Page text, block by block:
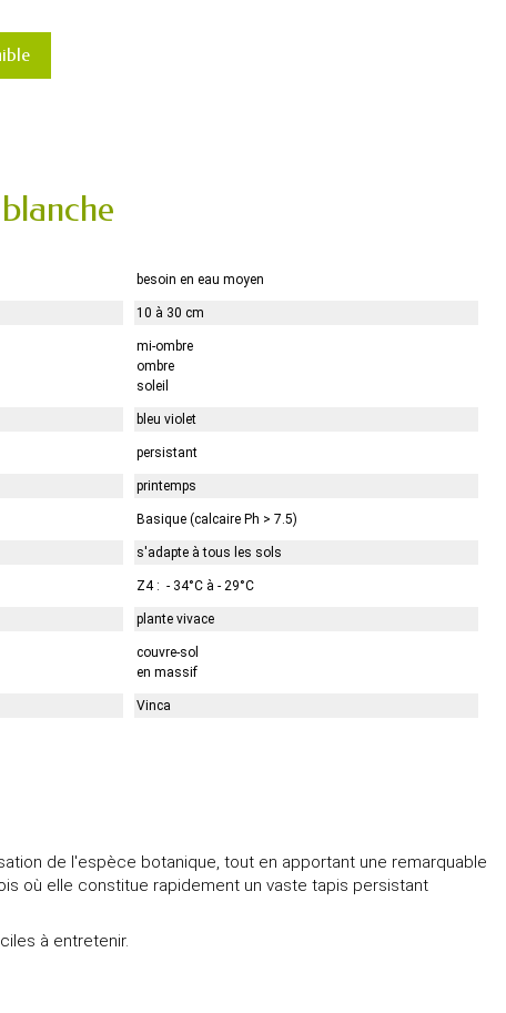
besoin en eau moyen
10 à 30 cm
mi-ombre
ombre
soleil
bleu violet
persistant
printemps
Basique (calcaire Ph > 7.5)
s'adapte à tous les sols
Z4 : - 34°C à - 29°C
plante vivace
couvre-sol
en massif
Vinca
de l'espèce botanique, tout en apportant une remarquable
où elle constitue rapidement un vaste tapis persistant
à entretenir.